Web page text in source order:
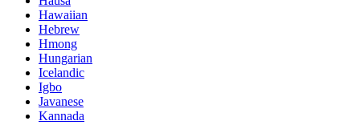
Hawaiian
Hebrew
Hmong
Hungarian
Icelandic
Igbo
Javanese
Kannada